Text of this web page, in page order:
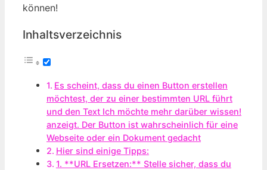
können!
Inhaltsverzeichnis
Es scheint, dass du einen Button erstellen
möchtest, der zu einer bestimmten URL führt
und den Text Ich möchte mehr darüber wissen!
anzeigt. Der Button ist wahrscheinlich für eine
Webseite oder ein Dokument gedacht
Hier sind einige Tipps:
1. **URL Ersetzen:** Stelle sicher, dass du